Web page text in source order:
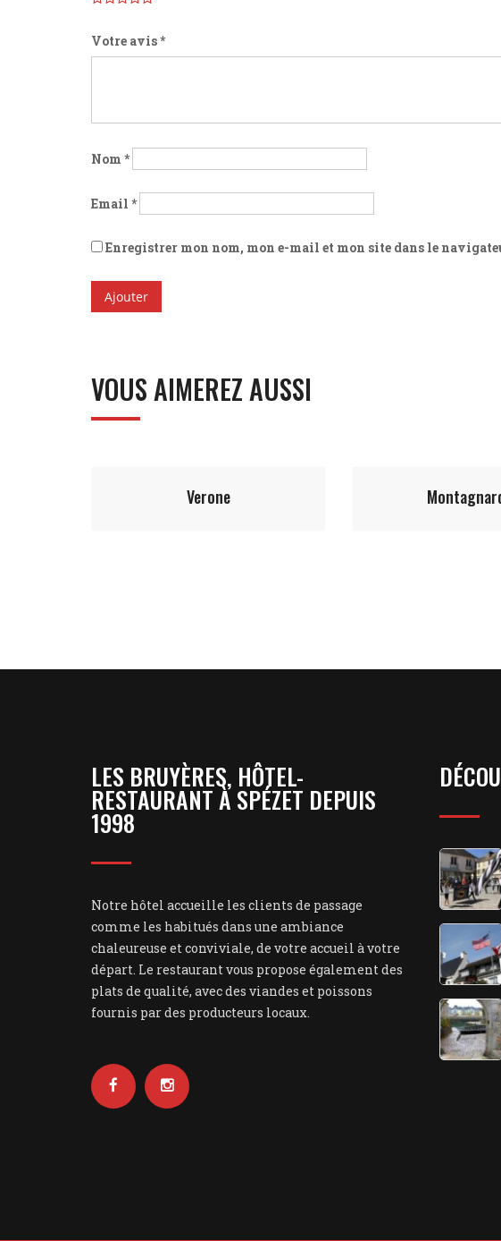
Votre avis*
Nom *
Email *
Enregistrer mon nom, mon e-mail et mon site dans le
VOUS AIMEREZ AUSSI
Montagnarde
LES BRUYÈRES, HÔTEL-
RESTAURANT À SPÉZET DEPUIS
1998
Notre hôtel accueille les clients de passage
comme les habitués dans une ambiance
chaleureuse et conviviale, de votre accueil à votre
départ. Le restaurant vous propose également des
plats de qualité, avec des viandes et poissons
fournis par des producteurs locaux.